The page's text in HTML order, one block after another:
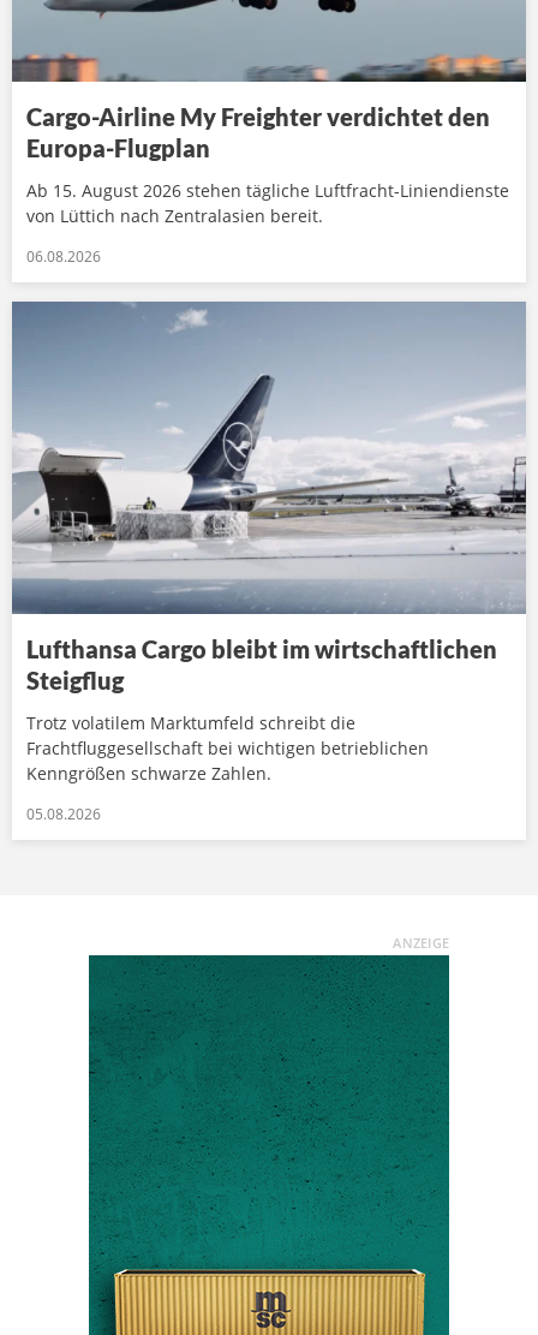
Cargo-Airline My Freighter verdichtet den
Europa-Flugplan
Ab 15. August 2026 stehen tägliche Luftfracht-Liniendienste
von Lüttich nach Zentralasien bereit.
06.08.2026
Lufthansa Cargo bleibt im wirtschaftlichen
Steigflug
Trotz volatilem Marktumfeld schreibt die
Frachtfluggesellschaft bei wichtigen betrieblichen
Kenngrößen schwarze Zahlen.
05.08.2026
ANZEIGE